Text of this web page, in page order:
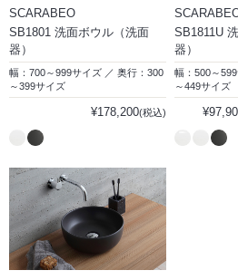
SCARABEO
SB1801 洗面ボウル（洗面
器）
幅：700～999サイズ ／ 奥行：300
～399サイズ
¥178,200(税込)
SB1811U
器）
幅：500～
～449サイズ